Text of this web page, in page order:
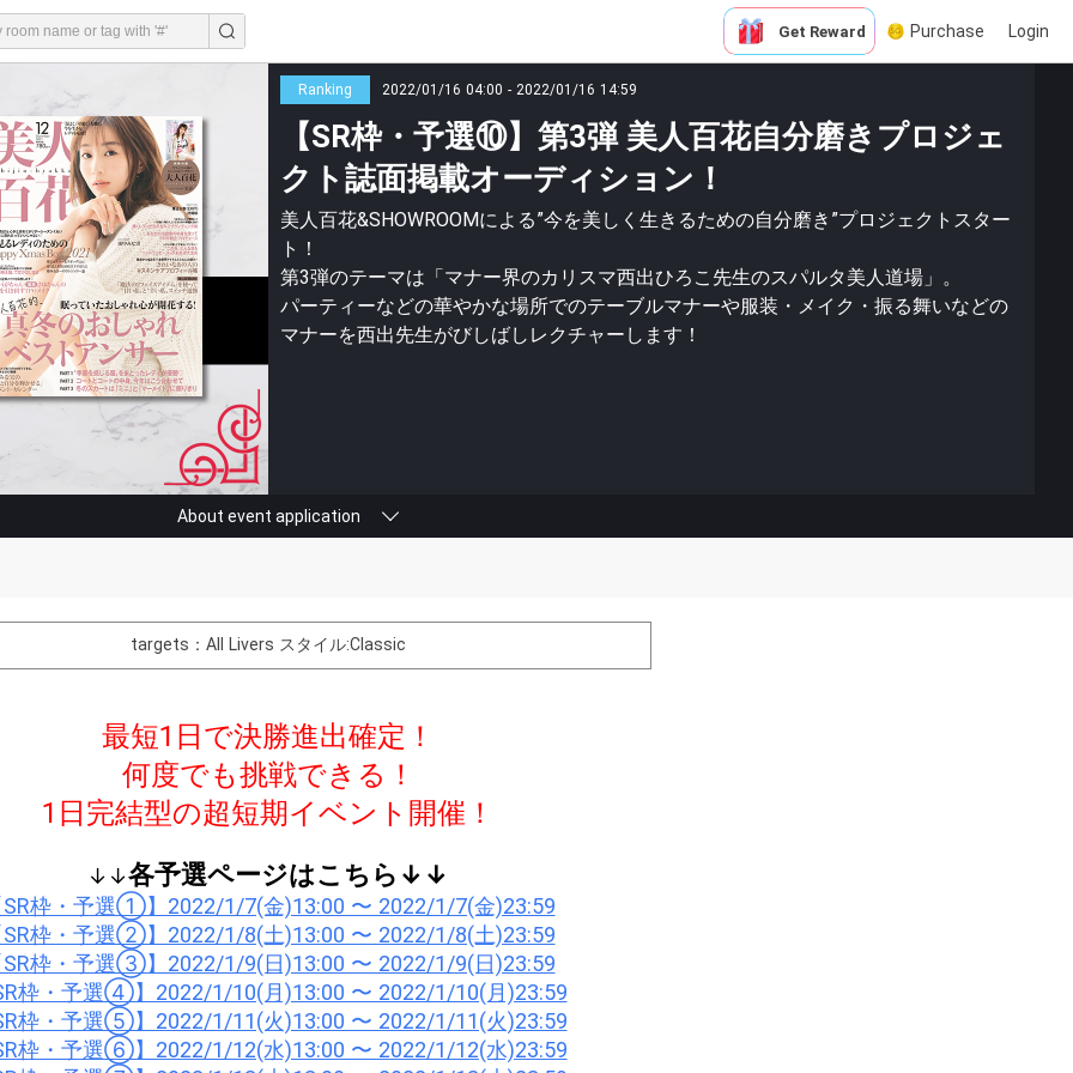
Get Reward Purchase Login
Ranking 2022/01/16 04:00 - 2022/01/16 14:59
【SR枠・予選⑩】第3弾 美人百花自分磨きプロジェ
クト誌面掲載オーディション！
美人百花&SHOWROOMによる”今を美しく生きるための自分磨き”プロジェクトスター
ト！
第3弾のテーマは「マナー界のカリスマ西出ひろこ先生のスパルタ美人道場」。
パーティーなどの華やかな場所でのテーブルマナーや服装・メイク・振る舞いなどの
マナーを西出先生がびしばしレクチャーします！
About event application
the performer's
Close
targets：All Livers スタイル:Classic
最短1日で決勝進出確定！
何度でも挑戦できる！
1日完結型の超短期イベント開催！
↓↓各予選ページはこちら↓↓
SR枠・予選①】2022/1/7(金)13:00 〜 2022/1/7(金)23:59
SR枠・予選②】2022/1/8(土)13:00 〜 2022/1/8(土)23:59
SR枠・予選③】2022/1/9(日)13:00 〜 2022/1/9(日)23:59
枠・予選④】2022/1/10(月)13:00 〜 2022/1/10(月)23:59
枠・予選⑤】2022/1/11(火)13:00 〜 2022/1/11(火)23:59
枠・予選⑥】2022/1/12(水)13:00 〜 2022/1/12(水)23:59